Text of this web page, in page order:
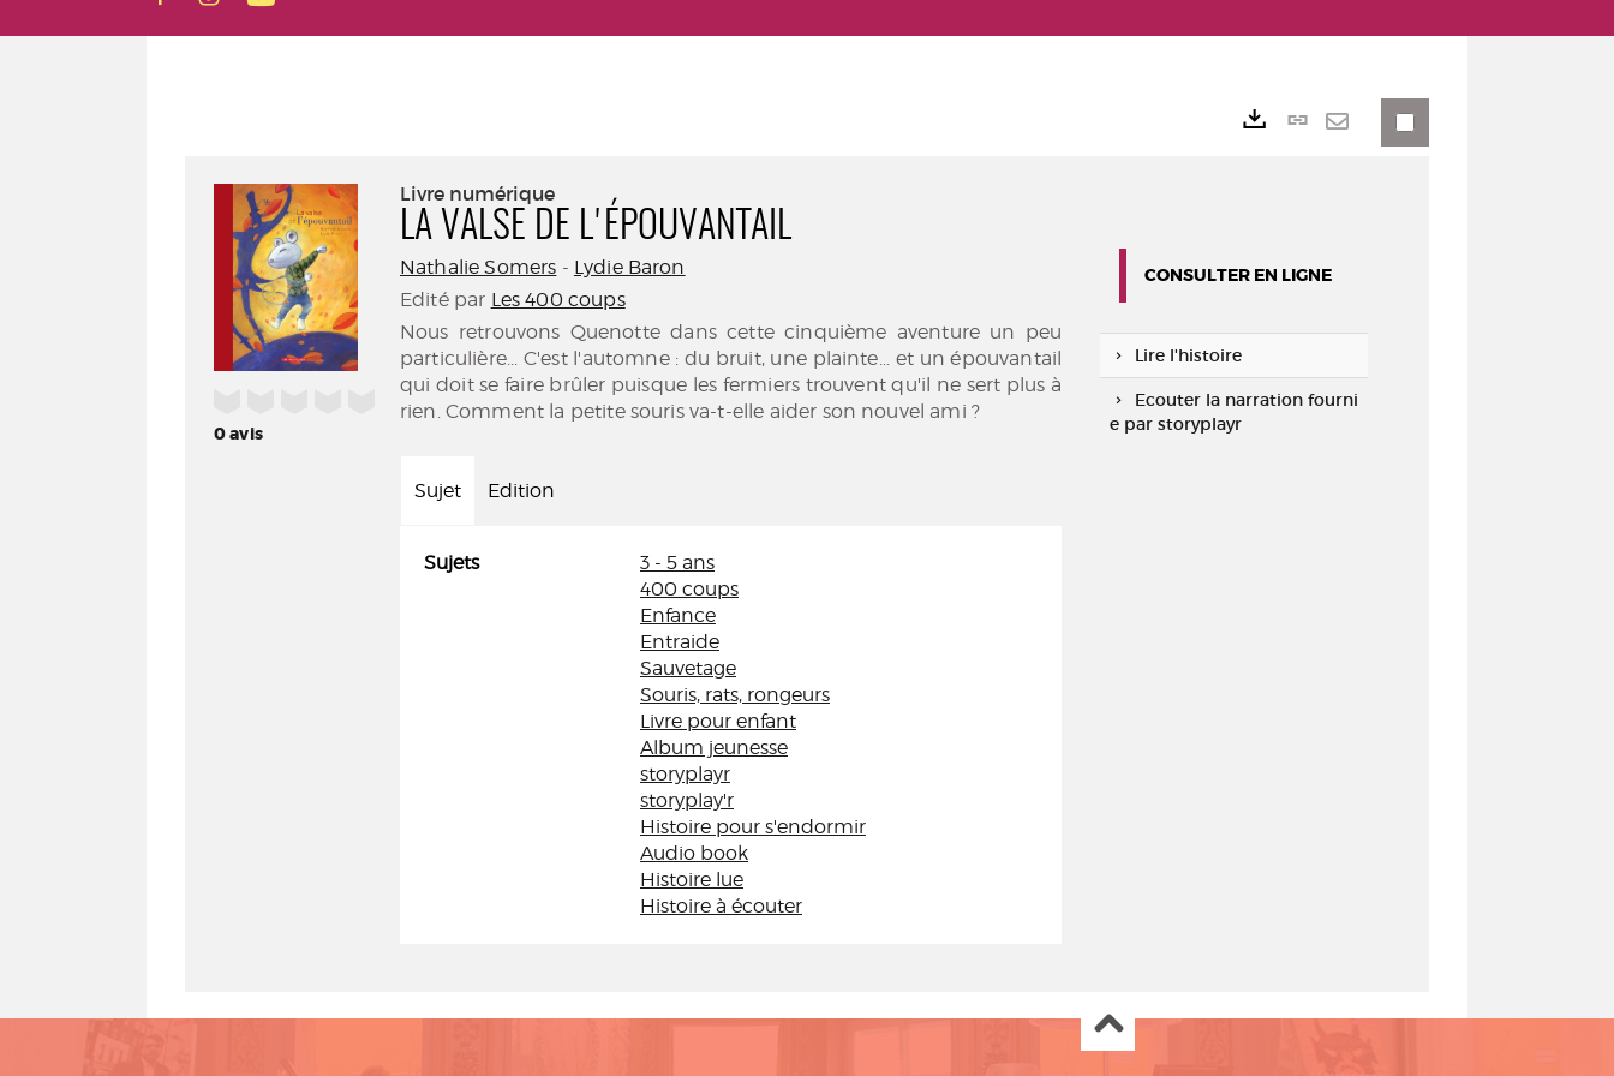
0avis
Livre numérique
LA VALSE DE L'ÉPOUVANTAIL
Nathalie Somers - Lydie Baron
Edité par Les 400 coups
Nous retrouvons Quenotte dans cette cinquième aventure un peu
particulière... C'est l'automne : du bruit, une plainte... et un épouvantail
qui doit se faire brûler puisque les fermiers trouvent qu'il ne sert plus à
rien. Comment la petite souris va-t-elle aider son nouvel ami ?
Sujet Edition
Sujets
3 - 5 ans
400 coups
Enfance
Entraide
Sauvetage
Souris, rats, rongeurs
Livre pour enfant
Album jeunesse
storyplayr
storyplay'r
Histoire pour s'endormir
Audio book
Histoire lue
Histoire à écouter
Lien
CONSULTER EN LIGNE
Lire l'histoire
Ecouter la narration fourni
e par storyplayr